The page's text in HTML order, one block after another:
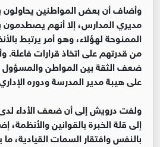
وأضاف أن بعض المواطنين يحاولون
مديري المدارس، إلا أنهم
الممنوحة لهؤلاء، وهو أمر يرتبط
من قدرتهم على اتخاذ قرارات
ضعف الثقة بين المواطن والمسؤول
على هيبة مدير المدرسة ودوره
ولفت درويش إلى أن ضعف الأداء
إلى قلة الخبرة بالقوانين والأنظمة،
بالنفس وافتقار السمات القيادية،